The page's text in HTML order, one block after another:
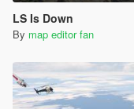
LS Is Down
By map editor fan